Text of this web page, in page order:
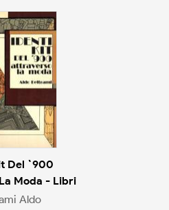
Del `900
Moda - Libri
Aldo